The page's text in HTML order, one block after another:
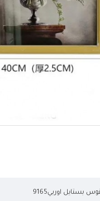
بستايل اوربي9165